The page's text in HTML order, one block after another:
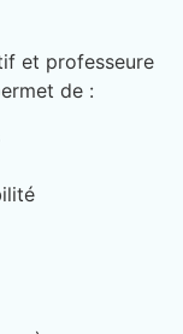
et professeure
de :